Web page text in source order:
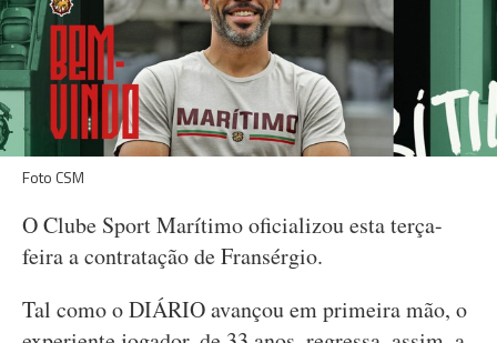
Foto CSM
O Clube Sport Marítimo oficializou esta terça-
feira a contratação de Fransérgio.
Tal como o DIÁRIO avançou em primeira mão, o